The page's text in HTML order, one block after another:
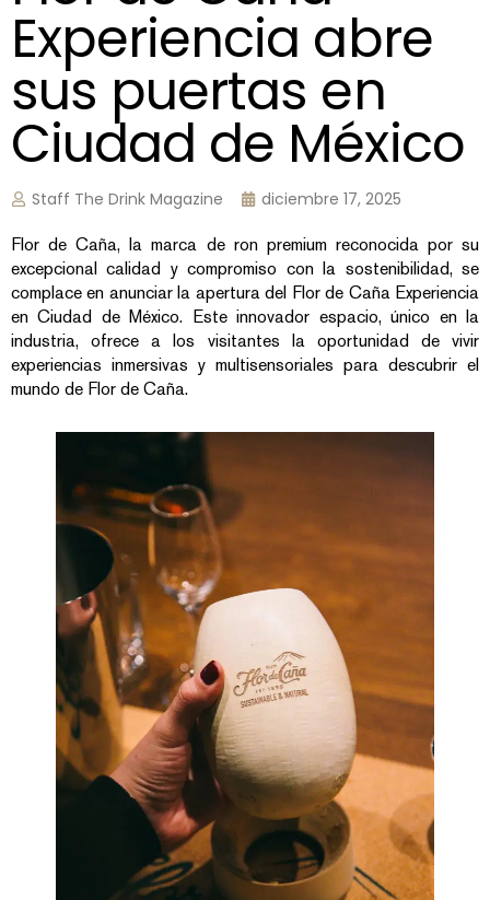
Experiencia abre
sus puertas en
Ciudad de México
Staff The Drink Magazine diciembre 17, 2025
Flor de Caña, la marca de ron premium reconocida por su
excepcional calidad y compromiso con la sostenibilidad, se
complace en anunciar la apertura del Flor de Caña Experiencia
en Ciudad de México. Este innovador espacio, único en la
industria, ofrece a los visitantes la oportunidad de vivir
experiencias inmersivas y multisensoriales para descubrir el
mundo de Flor de Caña.